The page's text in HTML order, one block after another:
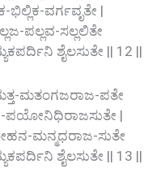
ವರ್ಗವೃತೇ |
ಪಲ್ಲವ-ಸಲ್ಲಲಿತೇ
ಶೈಲಸುತೇ || 12 ||
ಮತಂಗಜರಾಜ-ಪತೇ
ಪಯೋನಿಧಿರಾಜಸುತೇ |
ಮನ್ಮಧರಾಜ-ಸುತೇ
ಶೈಲಸುತೇ || 13 ||